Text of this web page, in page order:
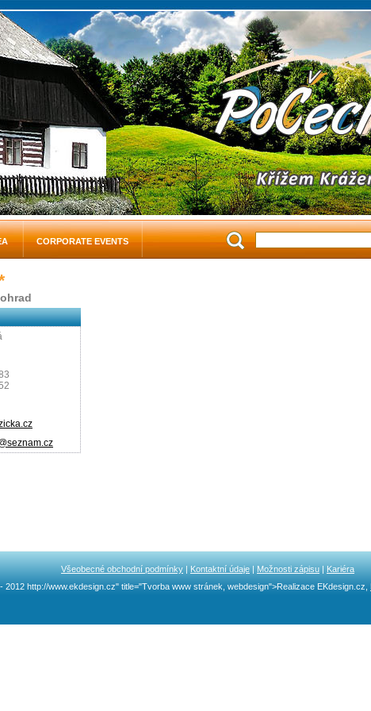
CORPORATE EVENTS
Všeobecné obchodní podmínky | Kontaktní údaje | Možnosti zápisu | Kariéra
2012 http://www.ekdesign.cz" title="Tvorba www stránek, webdesign">Realizace EKdesign.cz,